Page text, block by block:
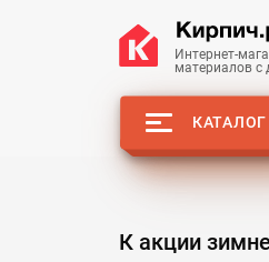
Интернет-
материалов с
КАТАЛОГ
К акции